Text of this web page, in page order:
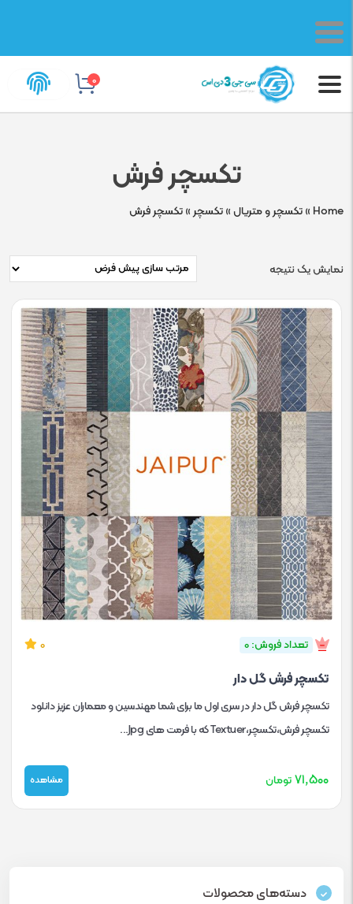
0
تکسچر فرش
Home
»تکسچر و متریال»تکسچر »تکسچر فرش
نمایش یک نتیجه
تعداد فروش: 0 0
تکسچر فرش گل دار
تکسچر فرش گل دار در سری اول ما برای شما مهندسین و معماران عزیز دانلود
تکسچر فرش،تکسچر،Textuer که با فرمت های Jpg...
۷۱,۵۰۰ تومان مشاهده
دسته‌های محصولات